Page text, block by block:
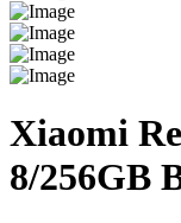
Xiaomi
8/256GB